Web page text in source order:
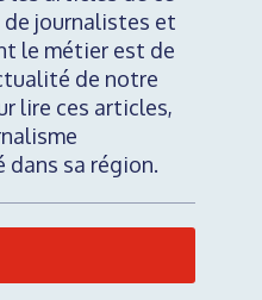
de journalistes et
le métier est de
de notre
lire ces articles,
dans sa région.